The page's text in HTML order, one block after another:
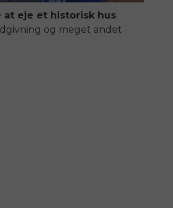
eje et historisk hus
og meget andet